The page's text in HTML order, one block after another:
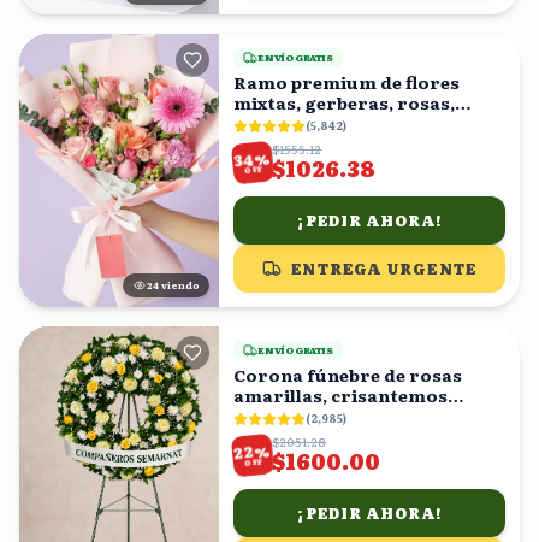
24 viendo
ENVÍO GRATIS
Ramo premium de flores
mixtas, gerberas, rosas,
claveles(5,842)
34%
OFF
$1555.12
$1026.38
¡PEDIR AHORA!
ENTREGA URGENTE
ENVÍO GRATIS
Corona fúnebre de rosas
amarillas, crisantemos
blancos y follaje
(2,985)
22%
OFF
$2051.28
$1600.00
¡PEDIR AHORA!